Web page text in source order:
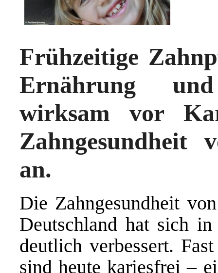
Frühzeitige
Ernährung
wirksam vor
Zahngesundheit
an.
Die Zahngesundheit
Deutschland hat sich in
deutlich verbessert.
sind heute kariesfrei –